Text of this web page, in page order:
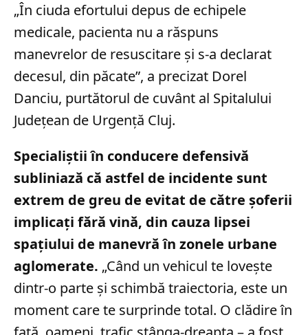
„În ciuda efortului depus de echipele
medicale, pacienta nu a răspuns
manevrelor de resuscitare și s-a declarat
decesul, din păcate”, a precizat Dorel
Danciu, purtătorul de cuvânt al Spitalului
Județean de Urgență Cluj.
Specialiștii în conducere defensivă
subliniază că astfel de incidente sunt
extrem de greu de evitat de către șoferii
implicați fără vină, din cauza lipsei
spațiului de manevră în zonele urbane
aglomerate. „Când un vehicul te lovește
dintr-o parte și schimbă traiectoria, este un
moment care te surprinde total. O clădire în